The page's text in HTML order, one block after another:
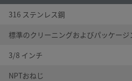
316 ステンレス鋼
標準のクリーニングおよびパッケージ
3/8 インチ
NPTおねじ